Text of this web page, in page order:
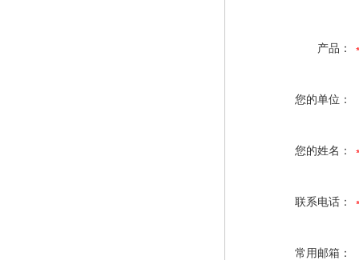
产品：
您的单位：
您的姓名：
联系电话：
常用邮箱：